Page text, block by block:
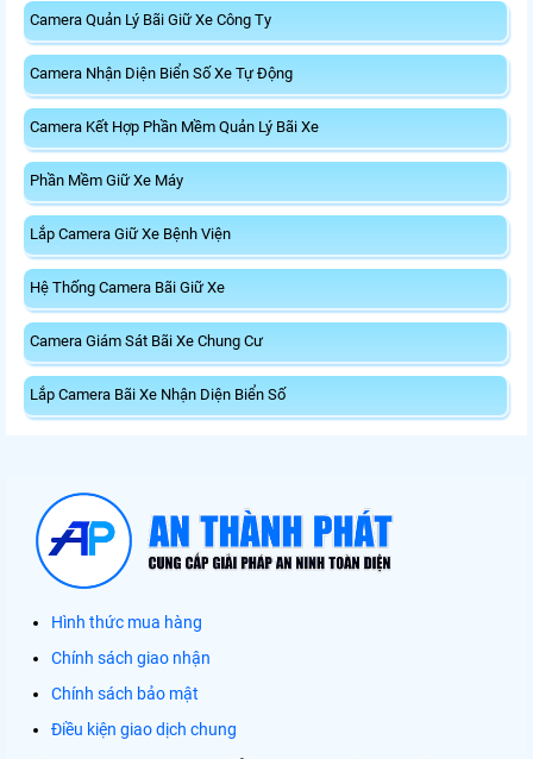
Camera Quản Lý Bãi Giữ Xe Công Ty
Camera Nhận Diện Biển Số Xe Tự Động
Camera Kết Hợp Phần Mềm Quản Lý Bãi Xe
Phần Mềm Giữ Xe Máy
Lắp Camera Giữ Xe Bệnh Viện
Hệ Thống Camera Bãi Giữ Xe
Camera Giám Sát Bãi Xe Chung Cư
Lắp Camera Bãi Xe Nhận Diện Biển Số
Hình thức mua hàng
Chính sách giao nhận
Chính sách bảo mật
Điều kiện giao dịch chung